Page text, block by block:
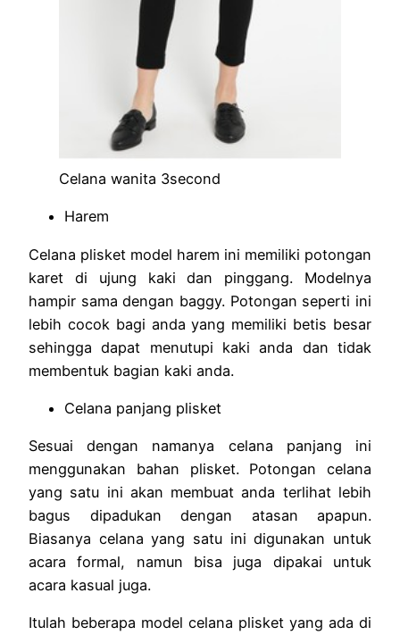
Celana wanita 3second
Harem
Celana plisket model harem ini memiliki potongan
karet di ujung kaki dan pinggang. Modelnya
hampir sama dengan baggy. Potongan seperti ini
lebih cocok bagi anda yang memiliki betis besar
sehingga dapat menutupi kaki anda dan tidak
membentuk bagian kaki anda.
Celana panjang plisket
Sesuai dengan namanya celana panjang ini
menggunakan bahan plisket. Potongan celana
yang satu ini akan membuat anda terlihat lebih
bagus dipadukan dengan atasan apapun.
Biasanya celana yang satu ini digunakan untuk
acara formal, namun bisa juga dipakai untuk
acara kasual juga.
Itulah beberapa model celana plisket yang ada di